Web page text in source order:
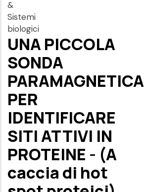
&
Sistemi
biologici
UNA PICCOLA
SONDA
PARAMAGNETICA
PER
IDENTIFICARE
SITI ATTIVI IN
PROTEINE - (A
caccia di hot